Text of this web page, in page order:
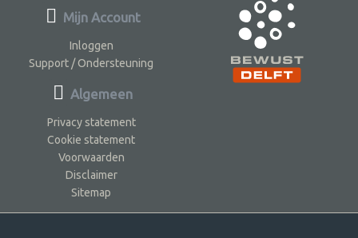
Mijn Account
Inloggen
Support / Ondersteuning
Algemeen
Privacy statement
Cookie statement
Voorwaarden
Disclaimer
Sitemap